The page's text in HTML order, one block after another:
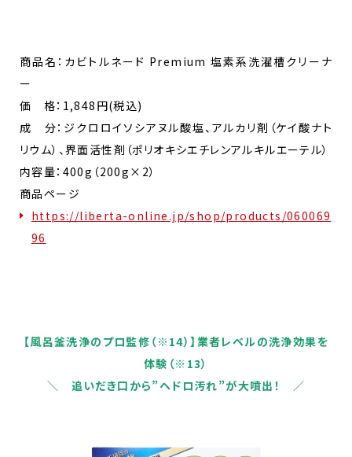
商品名：カビトルネード Premium 塩素系洗濯槽クリーナ
ー
価 格：1,848円(税込)​
成 分：ジクロロイソシアヌル酸塩、アルカリ剤（ケイ酸ナト
リウム）、界面活性剤（ポリオキシエチレンアルキルエーテル）
内容量：400g（200g×2）
商品ページ
https://liberta-online.jp/shop/products/060069
96
【風呂釜洗浄のプロ監修（※14）】業者レベルの洗浄効果を
体験（※13）
＼ 追いだき口から”ヘドロ汚れ”が大噴出！ ／